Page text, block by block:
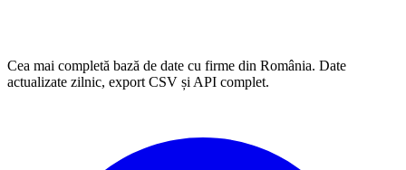
Cea mai completă bază de date cu firme din România. Date
actualizate zilnic, export CSV și API complet.